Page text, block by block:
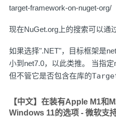
target-framework-on-nuget-org/
现在NuGet.org上的搜索可以通
如果选择".NET"，目标框架是
小到net7.0，以此类推。 当指定
但不管它是否包含在库的
【中文】在装有Apple M1和
Windows 11的选项 - 微软支